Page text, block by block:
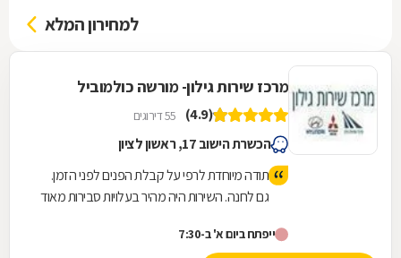
למחירון המלא
מרכז שירות גילון- מורשה כולמוביל
(4.9) 55 דירוגים
הכשרת הישוב 17, ראשון לציון
תודה מיוחדת לרפי על קבלת הפנים לפני הזמן.
גם לחנה. השירות היה מהיר בעלויות סבירות מאוד
ליאור היה מהיר. מומלץ מאוד
ייפתח ביום א' ב-7:30